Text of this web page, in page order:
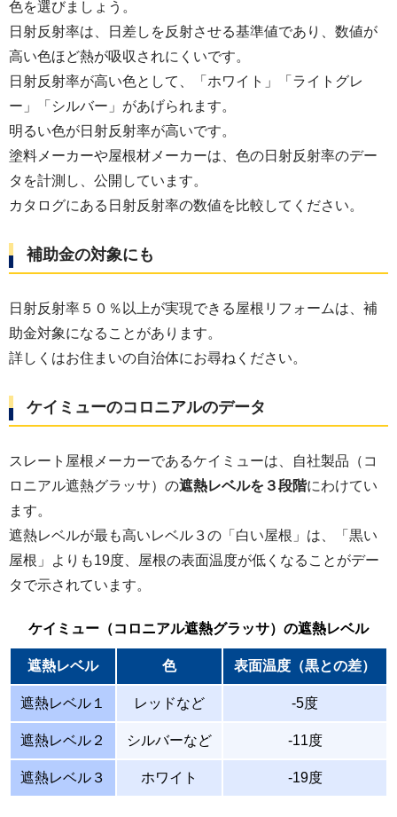
色を選びましょう。
日射反射率は、日差しを反射させる基準値であり、数値が
高い色ほど熱が吸収されにくいです。
日射反射率が高い色として、「ホワイト」「ライトグレ
ー」「シルバー」があげられます。
明るい色が日射反射率が高いです。
塗料メーカーや屋根材メーカーは、色の日射反射率のデー
タを計測し、公開しています。
カタログにある日射反射率の数値を比較してください。
補助金の対象にも
日射反射率５０％以上が実現できる屋根リフォームは、補
助金対象になることがあります。
詳しくはお住まいの自治体にお尋ねください。
ケイミューのコロニアルのデータ
スレート屋根メーカーであるケイミューは、自社製品（コ
ロニアル遮熱グラッサ）の遮熱レベルを３段階にわけてい
ます。
遮熱レベルが最も高いレベル３の「白い屋根」は、「黒い
屋根」よりも19度、屋根の表面温度が低くなることがデー
タで示されています。
ケイミュー（コロニアル遮熱グラッサ）の遮熱レベル
遮熱レベル 色 表面温度（黒との差）
遮熱レベル１ レッドなど -5度
遮熱レベル２ シルバーなど -11度
遮熱レベル３ ホワイト -19度